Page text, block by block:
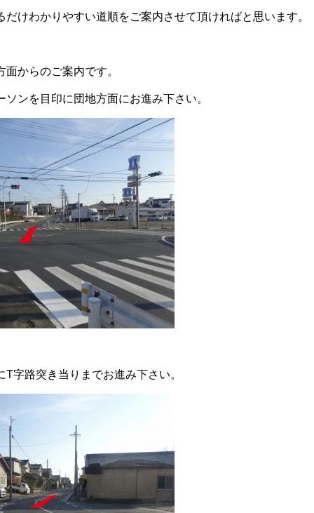
だけわかりやすい道順をご案内させて頂ければと思います。
からのご案内です。
ンを目印に団地方面にお進み下さい。
字路突き当りまでお進み下さい。